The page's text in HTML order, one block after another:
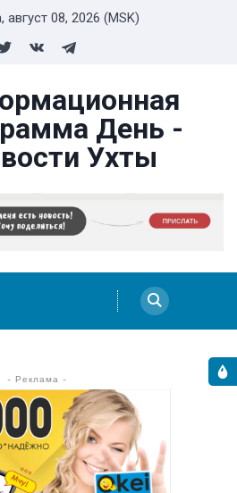
август 08, 2026 (MSK)
День -
Ухты
- Реклама -